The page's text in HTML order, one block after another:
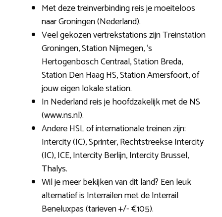
Met deze treinverbinding reis je moeiteloos
naar Groningen (Nederland).
Veel gekozen vertrekstations zijn Treinstation
Groningen, Station Nijmegen, ‘s
Hertogenbosch Centraal, Station Breda,
Station Den Haag HS, Station Amersfoort, of
jouw eigen lokale station.
In Nederland reis je hoofdzakelijk met de NS
(www.ns.nl).
Andere HSL of internationale treinen zijn:
Intercity (IC), Sprinter, Rechtstreekse Intercity
(IC), ICE, Intercity Berlijn, Intercity Brussel,
Thalys.
Wil je meer bekijken van dit land? Een leuk
alternatief is Interrailen met de Interrail
Beneluxpas (tarieven +/- €105).